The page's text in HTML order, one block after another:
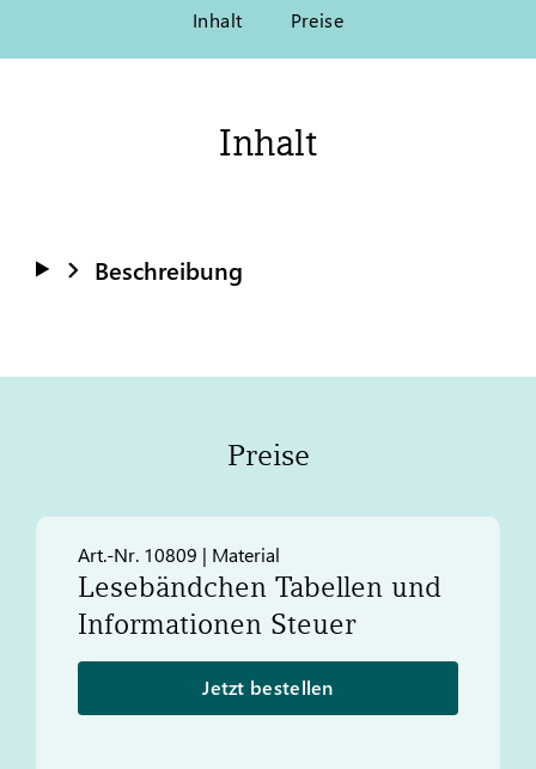
Inhalt Preise
Inhalt
Beschreibung
Preise
Art.-Nr. 10809 | Material
Lesebändchen Tabellen und
Informationen Steuer
Jetzt bestellen